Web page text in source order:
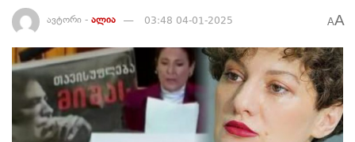
ავტორი - ალია 03:48 04-01-2025 AA